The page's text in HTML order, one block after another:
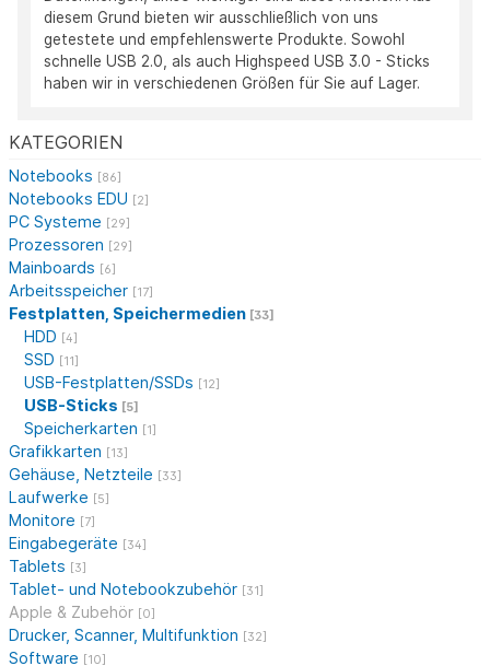
KATEGORIEN
Notebooks [86]
Notebooks EDU [2]
PC Systeme [29]
Prozessoren [29]
Mainboards [6]
Arbeitsspeicher [17]
Festplatten, Speichermedien [33]
HDD [4]
SSD [11]
USB-Festplatten/SSDs [12]
USB-Sticks [5]
Speicherkarten [1]
Grafikkarten [13]
Gehäuse, Netzteile [33]
Laufwerke [5]
Monitore [7]
Eingabegeräte [34]
Tablets [3]
Tablet- und Notebookzubehör [31]
Apple & Zubehör [0]
Drucker, Scanner, Multifunktion [32]
Software [10]
diesem Grund bieten wir ausschließlich von uns
getestete und empfehlenswerte Produkte. Sowohl
schnelle USB 2.0, als auch Highspeed USB 3.0 - Sticks
haben wir in verschiedenen Größen für Sie auf Lager.